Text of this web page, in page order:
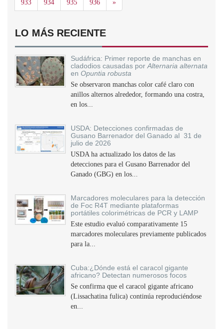
933 934 935 936 »Siguiente
LO MÁS RECIENTE
Sudáfrica: Primer reporte de manchas en
cladodios causadas por Alternaria alternata
en Opuntia robusta
Se observaron manchas color café claro con
anillos alternos alrededor, formando una costra,
en los...
USDA: Detecciones confirmadas de
Gusano Barrenador del Ganado al 31 de
julio de 2026
USDA ha actualizado los datos de las
detecciones para el Gusano Barrenador del
Ganado (GBG) en los...
Marcadores moleculares para la detección
de Foc R4T mediante plataformas
portátiles colorimétricas de PCR y LAMP
Este estudio evaluó comparativamente 15
marcadores moleculares previamente publicados
para la...
Cuba:¿Dónde está el caracol gigante
africano? Detectan numerosos focos
Se confirma que el caracol gigante africano
(Lissachatina fulica) continúa reproduciéndose
en...